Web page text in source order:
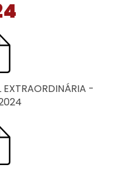
EXTRAORDINÁRIA -